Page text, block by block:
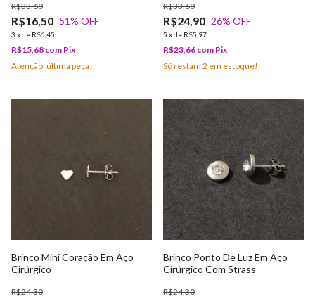
R$16,50
R$33,60
51% OFF
3 xde R$6,45
R$15,68 com Pix
Atenção, última peça!
R$24,90
R$33,60
26% OFF
5 xde R$5,97
R$23,66 com Pix
Só restam 2 em estoque!
Brinco Mini Coração Em Aço
Cirúrgico
R$24,30
Brinco Ponto De Luz Em Aço
Cirúrgico Com Strass
R$24,30